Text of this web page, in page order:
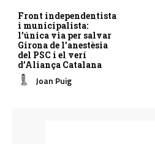
Front independentista
i municipalista:
l’única via per salvar
Girona de l’anestèsia
del PSC i el verí
d’Aliança Catalana
Joan Puig